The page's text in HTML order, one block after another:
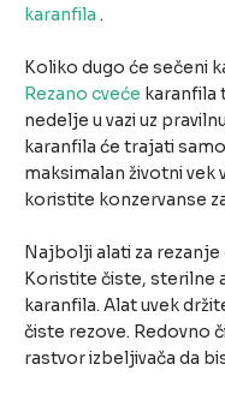
karanfila .
Koliko dugo će sečeni
Rezano cveće karanfila
nedelje u vazi uz
karanfila će trajati
maksimalan životni vek
koristite konzervanse
Najbolji alati za rezanje
Koristite čiste, sterilne
karanfila. Alat uvek
čiste rezove. Redovno
rastvor izbeljivača da